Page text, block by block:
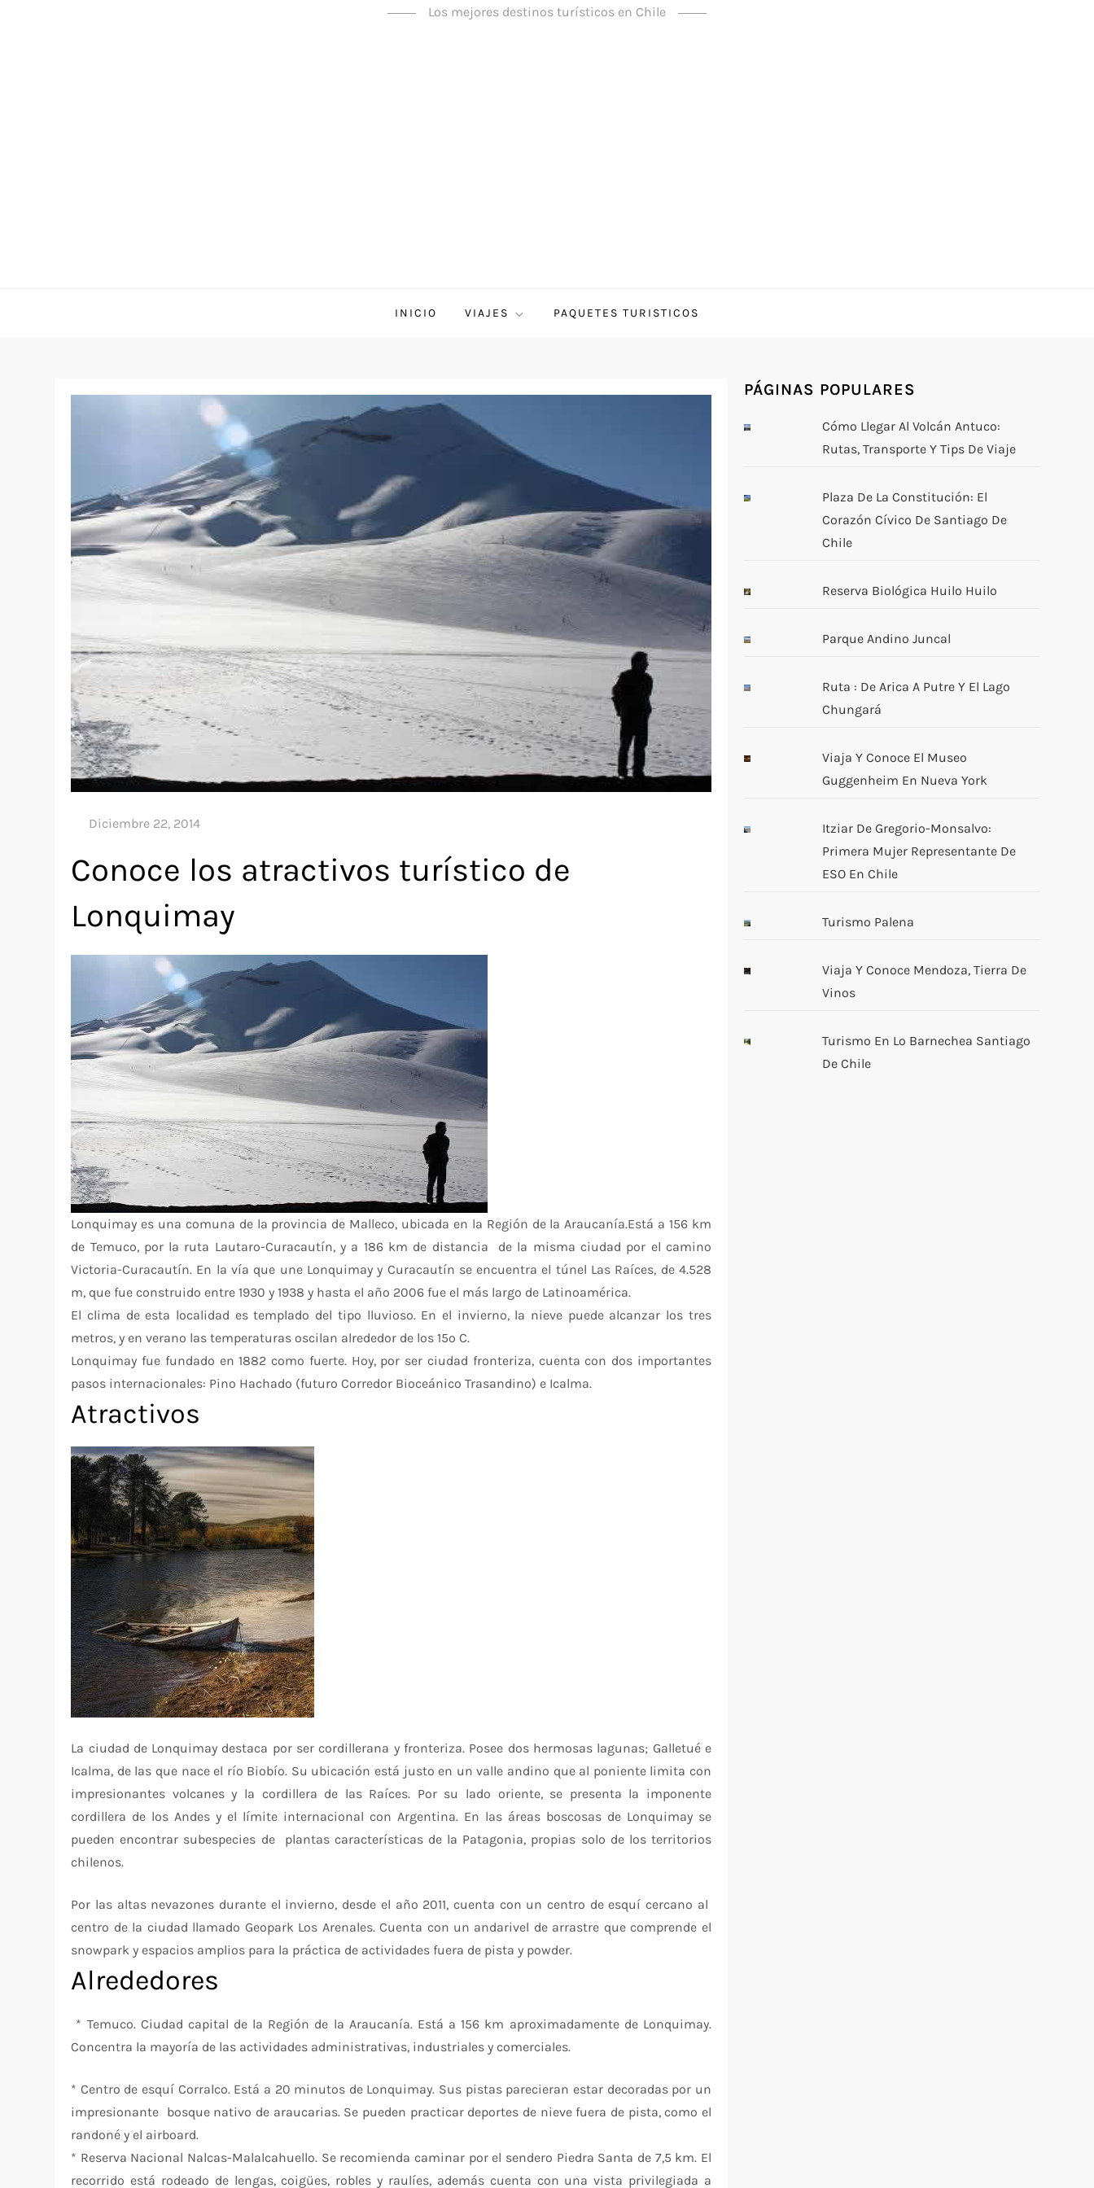
Los mejores destinos turísticos en Chile
INICIO VIAJES PAQUETES TURISTICOS
Conoce los atractivos turístico de
Lonquimay
Lonquimay es una comuna de la provincia de Malleco, ubicada en la Región de la Araucanía.Está a 156 km
de Temuco, por la ruta Lautaro-Curacautín, y a 186 km de distancia de la misma ciudad por el camino
Victoria-Curacautín. En la vía que une Lonquimay y Curacautín se encuentra el túnel Las Raíces, de 4.528
m, que fue construido entre 1930 y 1938 y hasta el año 2006 fue el más largo de Latinoamérica.
El clima de esta localidad es templado del tipo lluvioso. En el invierno, la nieve puede alcanzar los tres
metros, y en verano las temperaturas oscilan alrededor de los 15º C.
Lonquimay fue fundado en 1882 como fuerte. Hoy, por ser ciudad fronteriza, cuenta con dos importantes
pasos internacionales: Pino Hachado (futuro Corredor Bioceánico Trasandino) e Icalma.
Atractivos
La ciudad de Lonquimay destaca por ser cordillerana y fronteriza. Posee dos hermosas lagunas; Galletué e
Icalma, de las que nace el río Biobío. Su ubicación está justo en un valle andino que al poniente limita con
impresionantes volcanes y la cordillera de las Raíces. Por su lado oriente, se presenta la imponente
cordillera de los Andes y el límite internacional con Argentina. En las áreas boscosas de Lonquimay se
pueden encontrar subespecies de plantas características de la Patagonia, propias solo de los territorios
chilenos.
Por las altas nevazones durante el invierno, desde el año 2011, cuenta con un centro de esquí cercano al
centro de la ciudad llamado Geopark Los Arenales. Cuenta con un andarivel de arrastre que comprende el
snowpark y espacios amplios para la práctica de actividades fuera de pista y powder.
Alrededores
* Temuco. Ciudad capital de la Región de la Araucanía. Está a 156 km aproximadamente de Lonquimay.
Concentra la mayoría de las actividades administrativas, industriales y comerciales.
* Centro de esquí Corralco. Está a 20 minutos de Lonquimay. Sus pistas parecieran estar decoradas por un
impresionante bosque nativo de araucarias. Se pueden practicar deportes de nieve fuera de pista, como el
randoné y el airboard.
* Reserva Nacional Nalcas-Malalcahuello. Se recomienda caminar por el sendero Piedra Santa de 7,5 km. El
recorrido está rodeado de lengas, coigües, robles y raulíes, además cuenta con una vista privilegiada a
PÁGINAS POPULARES
Cómo Llegar Al Volcán Antuco:
Rutas, Transporte Y Tips De Viaje
Plaza De La Constitución: El
Corazón Cívico De Santiago De
Chile
Reserva Biológica Huilo Huilo
Parque Andino Juncal
Ruta : De Arica A Putre Y El Lago
Chungará
Viaja Y Conoce El Museo
Guggenheim En Nueva York
Itziar De Gregorio-Monsalvo:
Primera Mujer Representante De
ESO En Chile
Turismo Palena
Viaja Y Conoce Mendoza, Tierra De
Vinos
Turismo En Lo Barnechea Santiago
De Chile